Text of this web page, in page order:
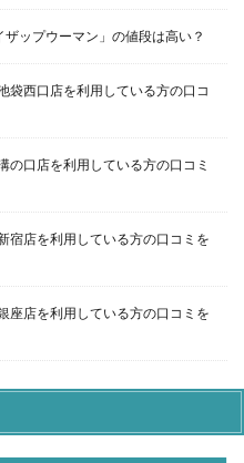
ップウーマン」の値段は高い？
袋西口店を利用している方の口コ
の口店を利用している方の口コミ
宿店を利用している方の口コミを
座店を利用している方の口コミを